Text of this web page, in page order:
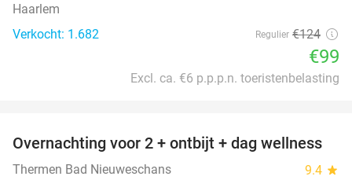
Haarlem
Verkocht: 1.682
Regulier €124
€99
Excl. ca. €6 p.p.p.n. toeristenbelasting
47%
Overnachting voor 2 + ontbijt + dag wellness
Thermen Bad Nieuweschans 9.4 star